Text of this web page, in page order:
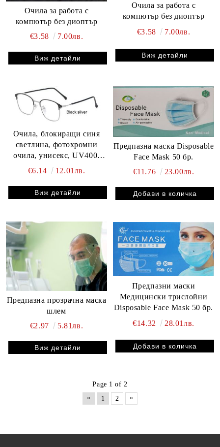
Очила за работа с
компютър без диоптър
€3.58
7.00лв.
Виж детайли
Очила за работа с
компютър без диоптър
€3.58
7.00лв.
Виж детайли
Очила, блокиращи синя
светлина, фотохромни
очила, унисекс, UV400,
слънчеви очила,
компютърни очила
€6.14 12.01лв.
Виж детайли
Предпазна маска Disposable
Face Mask 50 бр.
€11.76
23.00лв.
Предпазна прозрачна маска
шлем
€2.97
5.81лв.
Виж детайли
Предпазни маски
Медицински трислойни
Disposable Face Mask 50 бр.
€14.32
28.01лв.
Page 1 of 2
«
1 2 »